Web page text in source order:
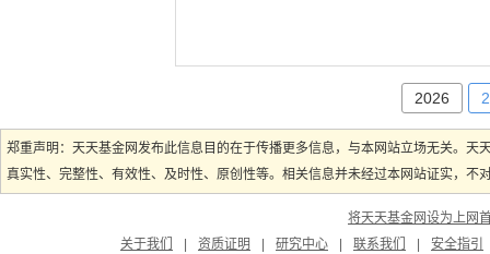
2026
郑重声明：天天基金网发布此信息目的在于传播更多信息，与本网站立场无关。
真实性、完整性、有效性、及时性、原创性等。相关信息并未经过本网站证实，
将天天基金网设为上网
关于我们
资质证明 研究中心 联系我们 安全指引